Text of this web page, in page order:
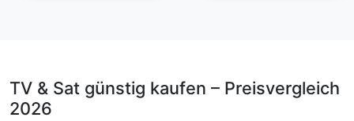
Surround-Sound. Das
Netzteil ist im
Lieferumfang enthalten
USB. Produktfarbe:
Schwarz. Interne
TV & Sat günstig kaufen – Preisvergleich
2026